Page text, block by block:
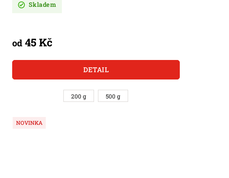
Skladem
od45 Kč
DETAIL
200 g 500 g
NOVINKA